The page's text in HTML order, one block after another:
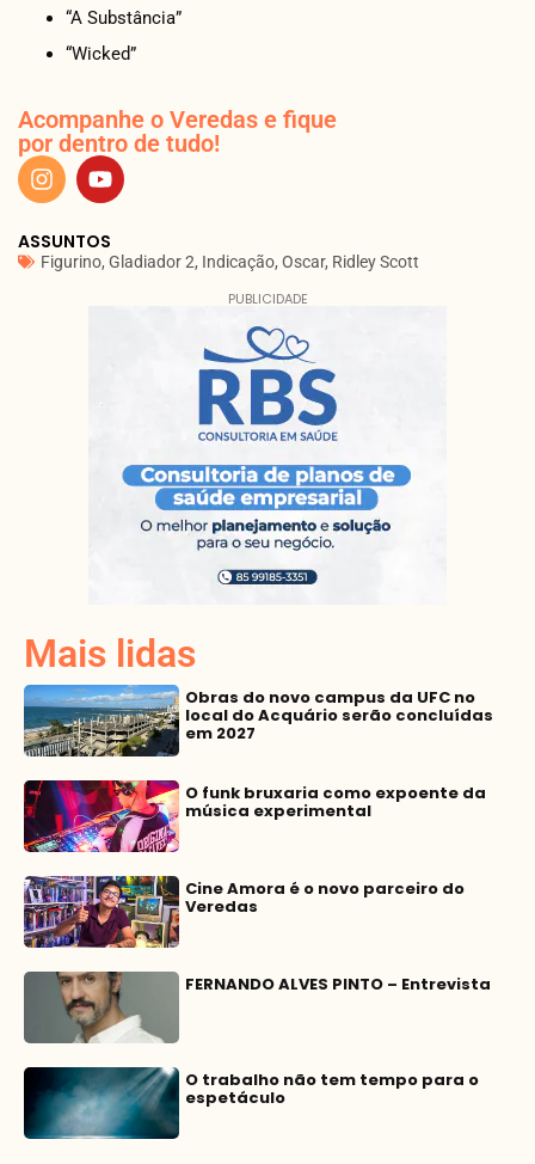
“A Substância”
“Wicked”
Acompanhe o Veredas e fique
por dentro de tudo!
ASSUNTOS
Figurino, Gladiador 2, Indicação, Oscar, Ridley Scott
PUBLICIDADE
Mais lidas
Obras do novo campus da UFC no
local do Acquário serão concluídas
em 2027
O funk bruxaria como expoente da
música experimental
Cine Amora é o novo parceiro do
Veredas
FERNANDO ALVES PINTO – Entrevista
O trabalho não tem tempo para o
espetáculo